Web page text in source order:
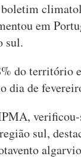
em
sul.
do território
dia de
sul,